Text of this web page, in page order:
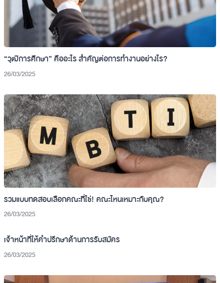
“วุฒิการศึกษา” คืออะไร สำคัญต่อการทำงานอย่างไร?
26/03/2025
รวมแบบทดสอบเลือกคณะที่ใช่! คณะไหนเหมาะกับคุณ?
26/03/2025
เจ้าหน้าที่ให้คำปรึกษาด้านการรับสมัคร
26/03/2025